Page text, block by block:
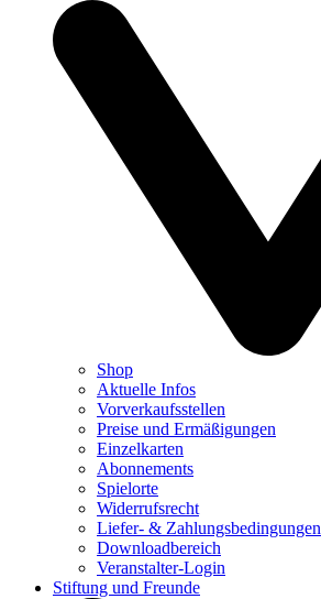
Shop
Aktuelle Infos
Vorverkaufsstellen
Preise und Ermäßigungen
Einzelkarten
Abonnements
Spielorte
Widerrufsrecht
Liefer- & Zahlungsbedingungen
Downloadbereich
Veranstalter-Login
Stiftung und Freunde